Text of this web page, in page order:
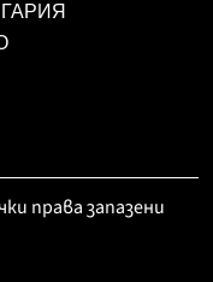
права запазени